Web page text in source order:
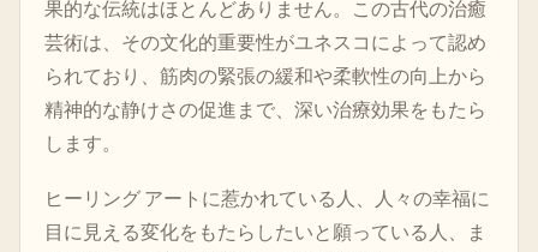
果的な伝統はほとんどありません。この古代の治癒
芸術は、その文化的重要性がユネスコによって認め
られており、筋肉の緊張の緩和や柔軟性の向上から
精神的な静けさの促進まで、深い治療効果をもたら
します。
ヒーリング アートに惹かれている人、人々の幸福に
目に見える変化をもたらしたいと願っている人、ま